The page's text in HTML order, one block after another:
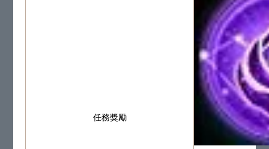
任務獎勵